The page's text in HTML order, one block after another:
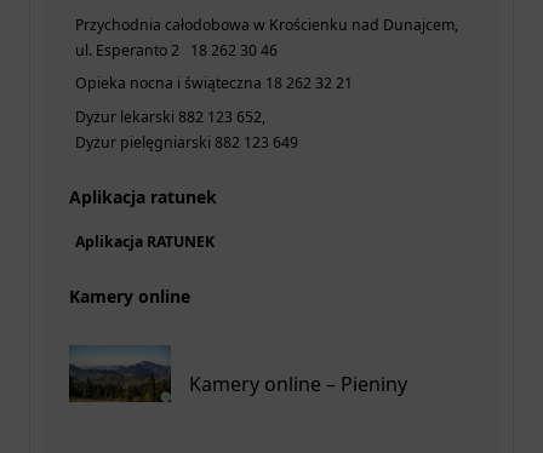
Przychodnia całodobowa w Krościenku nad Dunajcem,
ul. Esperanto 2 18 262 30 46
Opieka nocna i świąteczna 18 262 32 21
Dyżur lekarski 882 123 652,
Dyżur pielęgniarski 882 123 649
Aplikacja ratunek
Aplikacja RATUNEK
Kamery online
Kamery online – Pieniny